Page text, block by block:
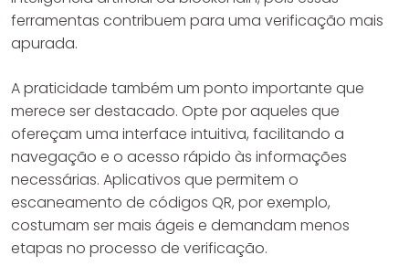
ferramentas contribuem para uma verificação mais
apurada.
A praticidade também um ponto importante que
merece ser destacado. Opte por aqueles que
ofereçam uma interface intuitiva, facilitando a
navegação e o acesso rápido às informações
necessárias. Aplicativos que permitem o
escaneamento de códigos QR, por exemplo,
costumam ser mais ágeis e demandam menos
etapas no processo de verificação.